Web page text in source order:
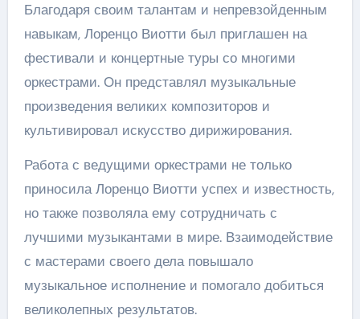
Благодаря своим талантам и непревзойденным
навыкам, Лоренцо Виотти был приглашен на
фестивали и концертные туры со многими
оркестрами. Он представлял музыкальные
произведения великих композиторов и
культивировал искусство дирижирования.
Работа с ведущими оркестрами не только
приносила Лоренцо Виотти успех и известность,
но также позволяла ему сотрудничать с
лучшими музыкантами в мире. Взаимодействие
с мастерами своего дела повышало
музыкальное исполнение и помогало добиться
великолепных результатов.